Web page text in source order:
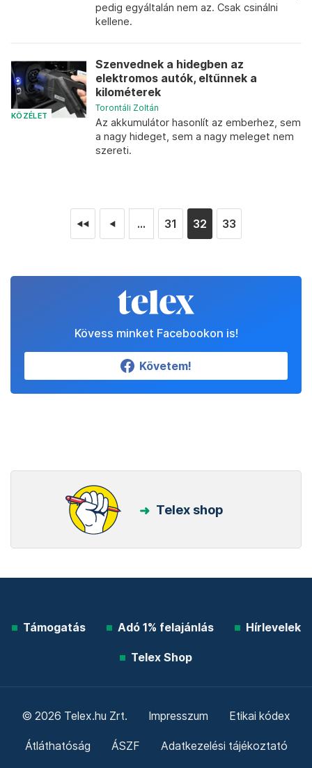
pedig egyáltalán nem az. Csak csinálni
kellene.
KÖZÉLET
Szenvednek a hidegben az
elektromos autók, eltűnnek a
kilométerek
Torontáli Zoltán
Az akkumulátor hasonlít az emberhez, sem
a nagy hideget, sem a nagy meleget nem
szereti.
◄◄ ◄ ... 31 32 33
Kövess minket Facebookon is!
Követem!
Telex shop
Támogatás Adó 1% felajánlás Hírlevelek
Telex Shop
© 2026 Telex.hu Zrt. Impresszum Etikai kódex
Átláthatóság ÁSZF Adatkezelési tájékoztató